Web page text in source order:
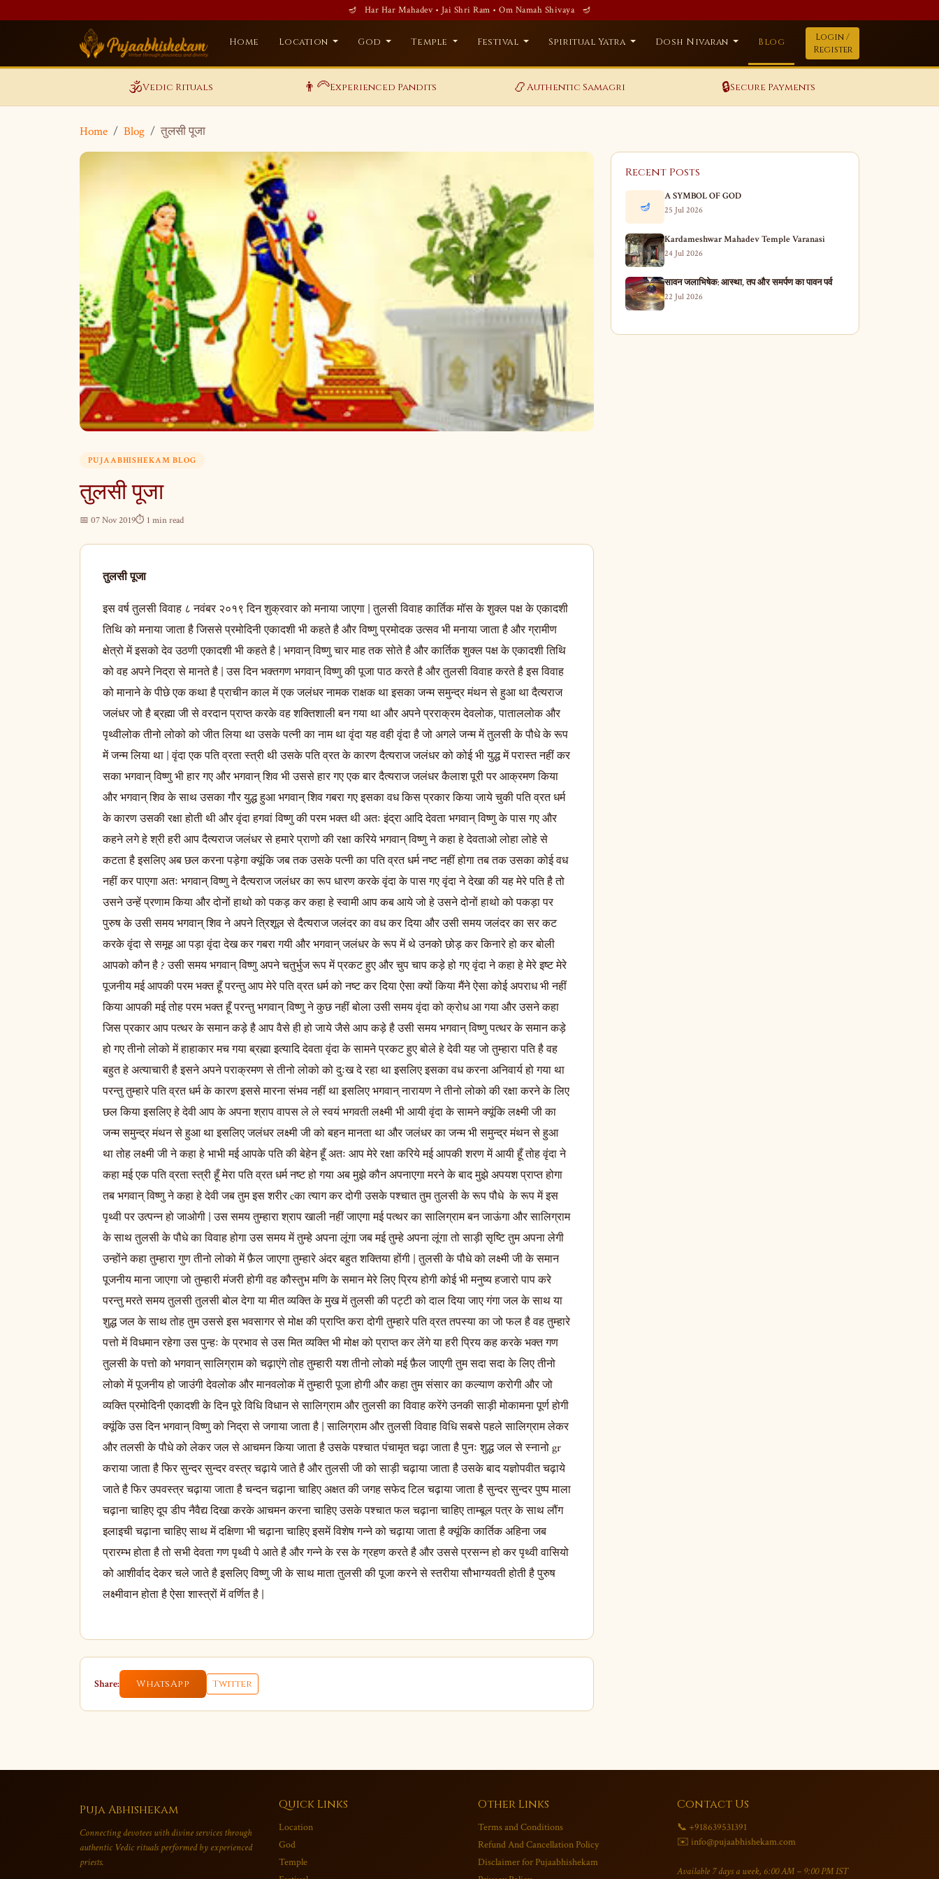
🪔 Har Har Mahadev • Jai Shri Ram • Om Namah Shivaya 🪔
Home Location God Temple Festival Spiritual Yatra Dosh Nivaran Blog
Login /
Register
🕉️Vedic Rituals 👨‍🦳Experienced Pandits 📿Authentic Samagri 🔒Secure Payments
Home Blog तुलसी पूजा
PUJAABHISHEKAM BLOG
तुलसी पूजा
📅 07 Nov 2019⏱ 1 min read
तुलसीपूजा
इस वर्ष तुलसी विवाह ८ नवंबर २०१९ दिन शुक्रवार को मनाया जाएगा | तुलसी विवाह कार्तिक मॉस के शुक्ल पक्ष के एकादशी
तिथि को मनाया जाता है जिससे प्रमोदिनी एकादशी भी कहते है और विष्णु प्रमोदक उत्सव भी मनाया जाता है और ग्रामीण
क्षेत्रो में इसको देव उठणी एकादशी भी कहते है | भगवान् विष्णु चार माह तक सोते है और कार्तिक शुक्ल पक्ष के एकादशी तिथि
को वह अपने निद्रा से मानते है | उस दिन भक्तगण भगवान् विष्णु की पूजा पाठ करते है और तुलसी विवाह करते है इस विवाह
को मानाने के पीछे एक कथा है प्राचीन काल में एक जलंधर नामक राक्षक था इसका जन्म समुन्द्र मंथन से हुआ था दैत्यराज
जलंधर जो है ब्रह्मा जी से वरदान प्राप्त करके वह शक्तिशाली बन गया था और अपने प्रराक्रम देवलोक, पाताललोक और
पृथ्वीलोक तीनो लोको को जीत लिया था उसके पत्नी का नाम था वृंदा यह वही वृंदा है जो अगले जन्म में तुलसी के पौधे के रूप
में जन्म लिया था | वृंदा एक पति व्रता स्त्री थी उसके पति व्रत के कारण दैत्यराज जलंधर को कोई भी युद्ध में परास्त नहीं कर
सका भगवान् विष्णु भी हार गए और भगवान् शिव भी उससे हार गए एक बार दैत्यराज जलंधर कैलाश पूरी पर आक्रमण किया
और भगवान् शिव के साथ उसका गौर युद्ध हुआ भगवान् शिव गबरा गए इसका वध किस प्रकार किया जाये चुकी पति व्रत धर्म
के कारण उसकी रक्षा होती थी और वृंदा हगवां विष्णु की परम भक्त थी अतः इंद्रा आदि देवता भगवान् विष्णु के पास गए और
कहने लगे हे श्री हरी आप दैत्यराज जलंधर से हमारे प्राणो की रक्षा करिये भगवान् विष्णु ने कहा हे देवताओ लोहा लोहे से
कटता है इसलिए अब छल करना पड़ेगा क्यूंकि जब तक उसके पत्नी का पति व्रत धर्म नष्ट नहीं होगा तब तक उसका कोई वध
नहीं कर पाएगा अतः भगवान् विष्णु ने दैत्यराज जलंधर का रूप धारण करके वृंदा के पास गए वृंदा ने देखा की यह मेरे पति है तो
उसने उन्हें प्रणाम किया और दोनों हाथो को पकड़ कर कहा हे स्वामी आप कब आये जो हे उसने दोनों हाथो को पकड़ा पर
पुरुष के उसी समय भगवान् शिव ने अपने त्रिशूल से दैत्यराज जलंदर का वध कर दिया और उसी समय जलंदर का सर कट
करके वृंदा से समूह आ पड़ा वृंदा देख कर गबरा गयी और भगवान् जलंधर के रूप में थे उनको छोड़ कर किनारे हो कर बोली
आपको कौन है ? उसी समय भगवान् विष्णु अपने चतुर्भुज रूप में प्रकट हुए और चुप चाप कड़े हो गए वृंदा ने कहा हे मेरे इष्ट मेरे
पूजनीय मई आपकी परम भक्त हूँ परन्तु आप मेरे पति व्रत धर्म को नष्ट कर दिया ऐसा क्यों किया मैंने ऐसा कोई अपराध भी नहीं
किया आपकी मई तोह परम भक्त हूँ परन्तु भगवान् विष्णु ने कुछ नहीं बोला उसी समय वृंदा को क्रोध आ गया और उसने कहा
जिस प्रकार आप पत्थर के समान कड़े है आप वैसे ही हो जाये जैसे आप कड़े है उसी समय भगवान् विष्णु पत्थर के समान कड़े
हो गए तीनो लोको में हाहाकार मच गया ब्रह्मा इत्यादि देवता वृंदा के सामने प्रकट हुए बोले हे देवी यह जो तुम्हारा पति है वह
बहुत हे अत्याचारी है इसने अपने पराक्रमण से तीनो लोको को दुःख दे रहा था इसलिए इसका वध करना अनिवार्य हो गया था
परन्तु तुम्हारे पति व्रत धर्म के कारण इससे मारना संभव नहीं था इसलिए भगवान् नारायण ने तीनो लोको की रक्षा करने के लिए
छल किया इसलिए हे देवी आप के अपना श्राप वापस ले ले स्वयं भगवती लक्ष्मी भी आयी वृंदा के सामने क्यूंकि लक्ष्मी जी का
जन्म समुन्द्र मंथन से हुआ था इसलिए जलंधर लक्ष्मी जी को बहन मानता था और जलंधर का जन्म भी समुन्द्र मंथन से हुआ
था तोह लक्ष्मी जी ने कहा हे भाभी मई आपके पति की बेहेन हूँ अतः आप मेरे रक्षा करिये मई आपकी शरण में आयी हूँ तोह वृंदा ने
कहा मई एक पति व्रता स्त्री हूँ मेरा पति व्रत धर्म नष्ट हो गया अब मुझे कौन अपनाएगा मरने के बाद मुझे अपयश प्राप्त होगा
तब भगवान् विष्णु ने कहा हे देवी जब तुम इस शरीर cका त्याग कर दोगी उसके पश्चात तुम तुलसी के रूप पौधे के रूप में इस
पृथ्वी पर उत्पन्न हो जाओगी | उस समय तुम्हारा श्राप खाली नहीं जाएगा मई पत्थर का सालिग्राम बन जाऊंगा और सालिग्राम
के साथ तुलसी के पौधे का विवाह होगा उस समय में तुम्हे अपना लूंगा जब मई तुम्हे अपना लूंगा तो साड़ी सृष्टि तुम अपना लेगी
उन्होंने कहा तुम्हारा गुण तीनो लोको में फ़ैल जाएगा तुम्हारे अंदर बहुत शक्तिया होंगी | तुलसी के पौधे को लक्ष्मी जी के समान
पूजनीय माना जाएगा जो तुम्हारी मंजरी होगी वह कौस्तुभ मणि के समान मेरे लिए प्रिय होगी कोई भी मनुष्य हजारो पाप करे
परन्तु मरते समय तुलसी तुलसी बोल देगा या मीत व्यक्ति के मुख में तुलसी की पट्टी को दाल दिया जाए गंगा जल के साथ या
शुद्ध जल के साथ तोह तुम उससे इस भवसागर से मोक्ष की प्राप्ति करा दोगी तुम्हारे पति व्रत तपस्या का जो फल है वह तुम्हारे
पत्तो में विधमान रहेगा उस पुन्हः के प्रभाव से उस मित व्यक्ति भी मोक्ष को प्राप्त कर लेंगे या हरी प्रिय कह करके भक्त गण
तुलसी के पत्तो को भगवान् सालिग्राम को चढ़ाएंगे तोह तुम्हारी यश तीनो लोको मई फ़ैल जाएगी तुम सदा सदा के लिए तीनो
लोको में पूजनीय हो जाउंगी देवलोक और मानवलोक में तुम्हारी पूजा होगी और कहा तुम संसार का कल्याण करोगी और जो
व्यक्ति प्रमोदिनी एकादशी के दिन पूरे विधि विधान से सालिग्राम और तुलसी का विवाह करेंगे उनकी साड़ी मोकामना पूर्ण होगी
क्यूंकि उस दिन भगवान् विष्णु को निद्रा से जगाया जाता है | सालिग्राम और तुलसी विवाह विधि सबसे पहले सालिग्राम लेकर
और तलसी के पौधे को लेकर जल से आचमन किया जाता है उसके पश्चात पंचामृत चढ़ा जाता है पुनः शुद्ध जल से स्नानो gr
कराया जाता है फिर सुन्दर सुन्दर वस्त्र चढ़ाये जाते है और तुलसी जी को साड़ी चढ़ाया जाता है उसके बाद यज्ञोपवीत चढ़ाये
जाते है फिर उपवस्त्र चढ़ाया जाता है चन्दन चढ़ाना चाहिए अक्षत की जगह सफेद टिल चढ़ाया जाता है सुन्दर सुन्दर पुष्प माला
चढ़ाना चाहिए दूप डीप नैवैद्य दिखा करके आचमन करना चाहिए उसके पश्चात फल चढ़ाना चाहिए ताम्बूल पत्र के साथ लौंग
इलाइची चढ़ाना चाहिए साथ में दक्षिणा भी चढ़ाना चाहिए इसमें विशेष गन्ने को चढ़ाया जाता है क्यूंकि कार्तिक अहिना जब
प्रारम्भ होता है तो सभी देवता गण पृथ्वी पे आते है और गन्ने के रस के ग्रहण करते है और उससे प्रसन्न हो कर पृथ्वी वासियो
को आशीर्वाद देकर चले जाते है इसलिए विष्णु जी के साथ माता तुलसी की पूजा करने से स्तरीया सौभाग्यवती होती है पुरुष
लक्ष्मीवान होता है ऐसा शास्त्रों में वर्णित है |
Share: WhatsApp Twitter
Recent Posts
🪔
A SYMBOL OF GOD
25 Jul 2026
Kardameshwar Mahadev Temple Varanasi
24 Jul 2026
सावन जलाभिषेक: आस्था, तप और समर्पण का पावन पर्व
22 Jul 2026
Puja Abhishekam
Connecting devotees with divine services through
authentic Vedic rituals performed by experienced
priests.
Quick Links
Location
God
Temple
Other Links
Terms and Conditions
Refund And Cancellation Policy
Disclaimer for Pujaabhishekam
Contact Us
📞 +918639531391
✉️ info@pujaabhishekam.com
Available 7 days a week, 6:00 AM – 9:00 PM IST